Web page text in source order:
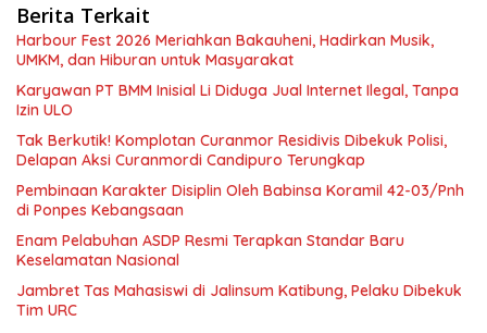
Berita Terkait
Harbour Fest 2026 Meriahkan Bakauheni, Hadirkan Musik,
UMKM, dan Hiburan untuk Masyarakat
Karyawan PT BMM Inisial Li Diduga Jual Internet Ilegal, Tanpa
Izin ULO
Tak Berkutik! Komplotan Curanmor Residivis Dibekuk Polisi,
Delapan Aksi Curanmordi Candipuro Terungkap
Pembinaan Karakter Disiplin Oleh Babinsa Koramil 42-03/Pnh
di Ponpes Kebangsaan
Enam Pelabuhan ASDP Resmi Terapkan Standar Baru
Keselamatan Nasional
Jambret Tas Mahasiswi di Jalinsum Katibung, Pelaku Dibekuk
Tim URC